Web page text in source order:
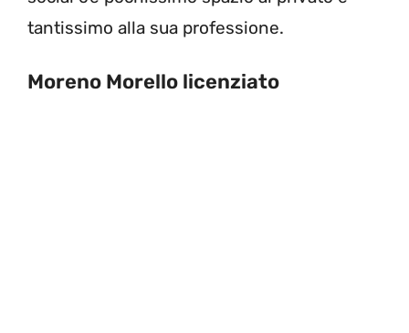
tantissimo alla sua professione.
Moreno Morello licenziato